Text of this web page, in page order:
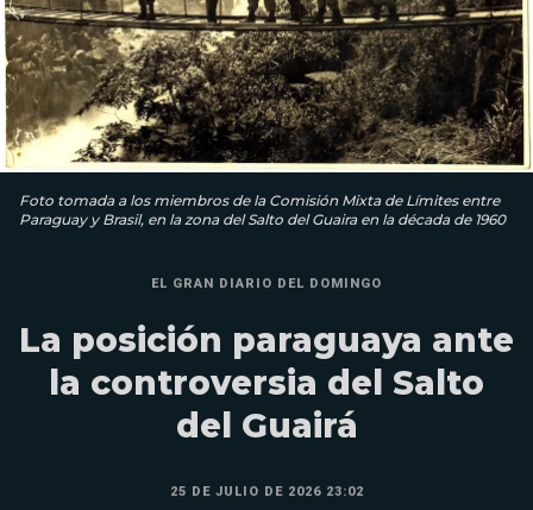
Foto tomada a los miembros de la Comisión Mixta de Límites entre
Paraguay y Brasil, en la zona del Salto del Guaira en la década de 1960
EL GRAN DIARIO DEL DOMINGO
La posición paraguaya ante
la controversia del Salto
del Guairá
25 DE JULIO DE 2026 23:02